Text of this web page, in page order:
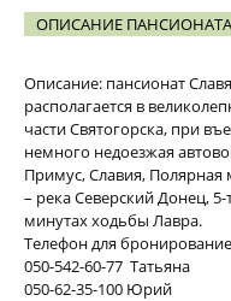
ОПИСАНИЕ
Описание: пансионат
располагается в
части Святогорска, при
немного недоезжая
Примус, Славия, Полярная
– река Северский Донец,
минутах ходьбы Лавра.
Телефон для
050-542-60-77 Татьяна
050-62-35-100 Юрий